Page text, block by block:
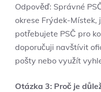
Odpověď: Správné
okrese Frýdek-Místek,
potřebujete PSČ pro
doporučuji navštívit
pošty nebo využít
Otázka 3: Proč je